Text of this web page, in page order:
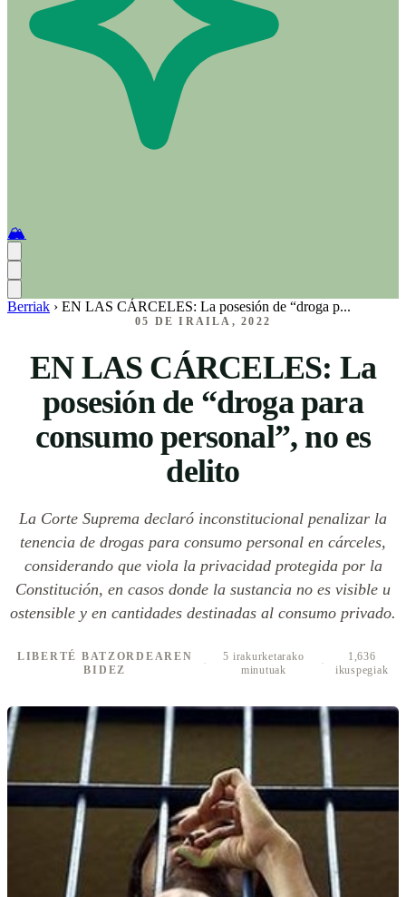
🏔️
Berriak › EN LAS CÁRCELES: La posesión de “droga p...
05 DE IRAILA, 2022
EN LAS CÁRCELES: La
posesión de “droga para
consumo personal”, no es
delito
La Corte Suprema declaró inconstitucional penalizar la
tenencia de drogas para consumo personal en cárceles,
considerando que viola la privacidad protegida por la
Constitución, en casos donde la sustancia no es visible u
ostensible y en cantidades destinadas al consumo privado.
LIBERTÉ BATZORDEAREN
BIDEZ
·
5 irakurketarako
minutuak
·
1,636
ikuspegiak